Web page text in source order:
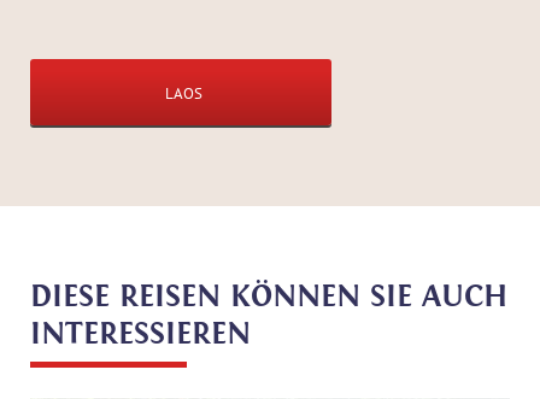
LAOS
DIESE REISEN KÖNNEN SIE AUCH
INTERESSIEREN